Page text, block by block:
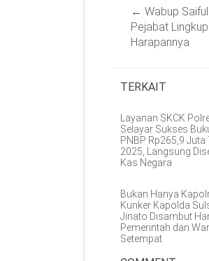
navigation
← Wabup
Pejabat
Harapannya
TERKAIT
Layanan SKCK
Selayar Sukses
PNBP Rp265,9 Juta
2025, Langsung
Kas Negara
Bukan Hanya
Kunker Kapolda
Jinato Disambut
Pemerintah dan
Setempat